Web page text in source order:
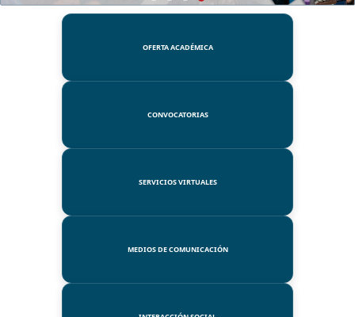
OFERTA ACADÉMICA
CONVOCATORIAS
SERVICIOS VIRTUALES
MEDIOS DE COMUNICACIÓN